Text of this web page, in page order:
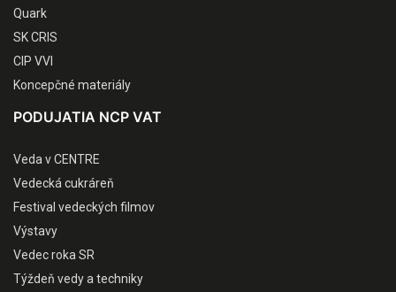
Quark
SK CRIS
CIP VVI
Koncepčné materiály
PODUJATIA NCP VAT
Veda v CENTRE
Vedecká cukráreň
Festival vedeckých filmov
Výstavy
Vedec roka SR
Týždeň vedy a techniky